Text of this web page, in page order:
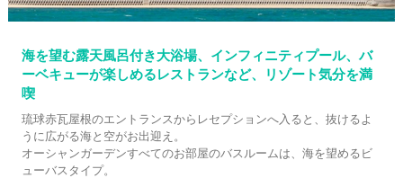
海を望む露天風呂付き大浴場、インフィニティプール、バ
ーベキューが楽しめるレストランなど、リゾート気分を満
喫
琉球赤瓦屋根のエントランスからレセプションへ入ると、抜けるよ
うに広がる海と空がお出迎え。
オーシャンガーデンすべてのお部屋のバスルームは、海を望めるビ
ューバスタイプ。